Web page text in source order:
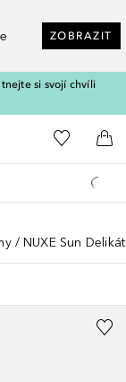
ZOBRAZIT
si svojí chvíli
K mému
Do
NUXE Sun